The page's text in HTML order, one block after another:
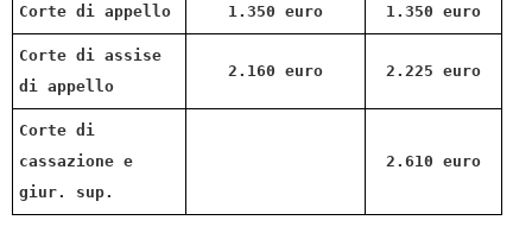
Corte di appello 1.350 euro 1.350 euro
Corte di assise
di appello
2.160 euro 2.225 euro
Corte di
cassazione e
giur. sup.
2.610 euro